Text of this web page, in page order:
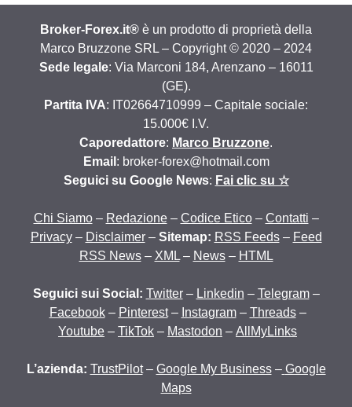
Broker-Forex.it® è un prodotto di proprietà della
Marco Bruzzone SRL – Copyright © 2020 – 2024
Sede legale: Via Marconi 184, Arenzano – 16011
(GE).
Partita IVA: IT02664710999 – Capitale sociale:
15.000€ I.V.
Caporedattore: Marco Bruzzone.
Email : broker-forex@hotmail.com
Seguici su Google News: Fai clic su ☆
Chi Siamo– Redazione– Codice Etico– Contatti –
Privacy– Disclaimer– Sitemap: RSS Feeds– Feed
RSS News– XML– News– HTML
Seguici sui Social: Twitter– Linkedin – Telegram–
Facebook– Pinterest– Instagram– Threads–
Youtube – TikTok – Mastodon – AllMyLinks
L’azienda: TrustPilot– Google My Business– Google
Maps